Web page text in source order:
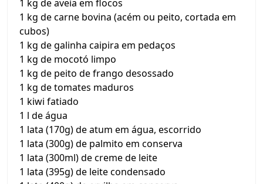
1 kg de aveia em flocos
1 kg de carne bovina (acém ou peito, cortada em
cubos)
1 kg de galinha caipira em pedaços
1 kg de mocotó limpo
1 kg de peito de frango desossado
1 kg de tomates maduros
1 kiwi fatiado
1 l de água
1 lata (170g) de atum em água, escorrido
1 lata (300g) de palmito em conserva
1 lata (300ml) de creme de leite
1 lata (395g) de leite condensado